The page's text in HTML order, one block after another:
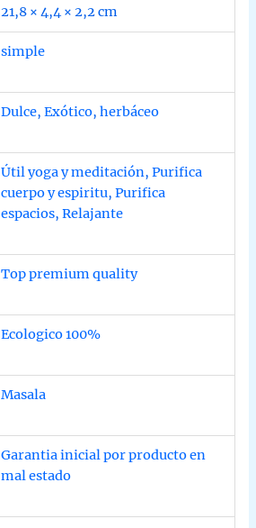
21,8 × 4,4 × 2,2 cm
simple
Dulce,Exótico,herbáceo
Útil yoga y meditación,Purifica
cuerpo y espiritu,Purifica
espacios,Relajante
Top premium quality
Ecologico 100%
Masala
Garantia inicial por producto en
mal estado